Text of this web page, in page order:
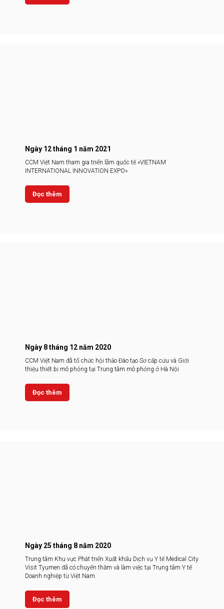
Ngày 12 tháng 1 năm 2021
ССМ Việt Nam tham gia triển lãm quốc tế «VIETNAM
INTERNATIONAL INNOVATION EXPO»
Đọc thêm
Ngày 8 tháng 12 năm 2020
CCM Việt Nam đã tổ chức hội thảo Đào tạo Sơ cấp cứu và Giới
thiệu thiết bị mô phỏng tại Trung tâm mô phỏng ở Hà Nội
Đọc thêm
Ngày 25 tháng 8 năm 2020
Trung tâm Khu vực Phát triển Xuất khẩu Dịch vụ Y tế Medical City
Visit Tyumen đã có chuyến thăm và làm việc tại Trung tâm Y tế
Doanh nghiệp từ Việt Nam.
Đọc thêm